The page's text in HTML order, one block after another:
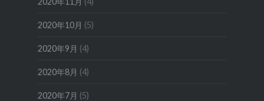
2020年10月 (5)
2020年9月 (4)
2020年8月 (4)
2020年7月 (5)